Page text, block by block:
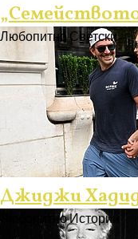
„Семейството
ЛюбопитноСветски
Джиджи Хадид
ЛюбопитноИстории